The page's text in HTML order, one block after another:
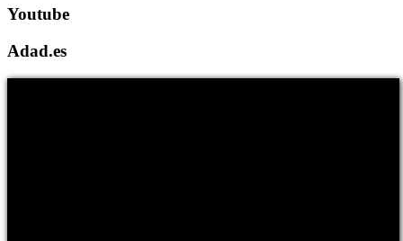
Youtube
Adad.es